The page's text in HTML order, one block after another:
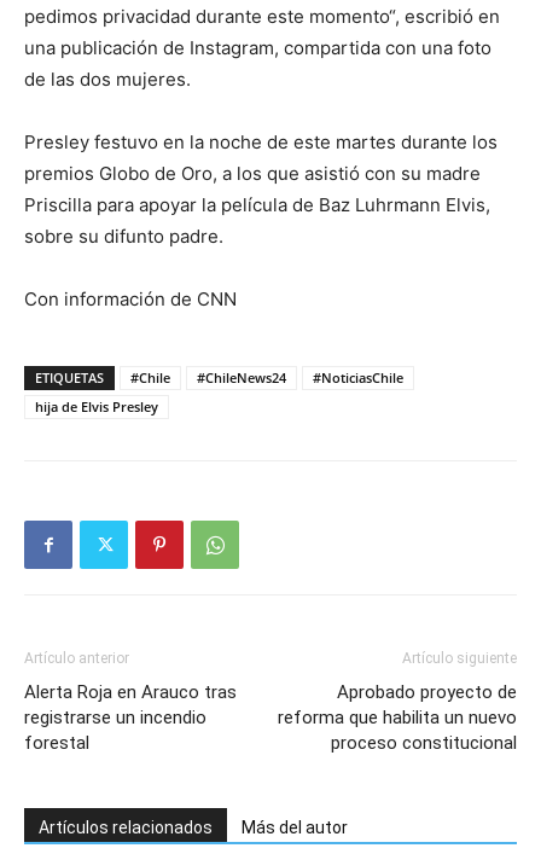
pedimos privacidad durante este momento“, escribió en
una publicación de Instagram, compartida con una foto
de las dos mujeres.
Presley festuvo en la noche de este martes durante los
premios Globo de Oro, a los que asistió con su madre
Priscilla para apoyar la película de Baz Luhrmann Elvis,
sobre su difunto padre.
Con información de CNN
ETIQUETAS #Chile #ChileNews24
#NoticiasChile
hija de Elvis Presley
Artículo anterior
Alerta Roja en Arauco tras
registrarse un incendio
forestal
Artículo siguiente
Aprobado proyecto de
reforma que habilita un nuevo
proceso constitucional
Artículos relacionados Más del autor